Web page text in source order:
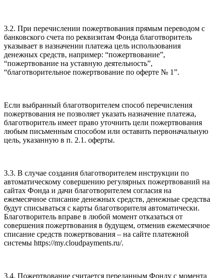
3.2. При перечислении пожертвования прямым переводом с
банковского счета по реквизитам Фонда благотворитель
указывает в назначении платежа цель использования
денежных средств, например: “пожертвование”,
“пожертвование на уставную деятельность”,
“благотворительное пожертвование по оферте № 1”.
Если выбранный благотворителем способ перечисления
пожертвования не позволяет указать назначение платежа,
благотворитель имеет право уточнить цели пожертвования
любым письменным способом или оставить первоначальную
цель, указанную в п. 2.1. оферты.
3.3. В случае создания благотворителем инструкции по
автоматическому совершению регулярных пожертвований на
сайтах Фонда и дачи благотворителем согласия на
ежемесячное списание денежных средств, денежные средства
будут списываться с карты благотворителя автоматически.
Благотворитель вправе в любой момент отказаться от
совершения пожертвования в будущем, отменив ежемесячное
списание средств пожертвования – на сайте платежной
системы https://my.cloudpayments.ru/.
3.4. Пожертвование считается переданным Фонду с момента